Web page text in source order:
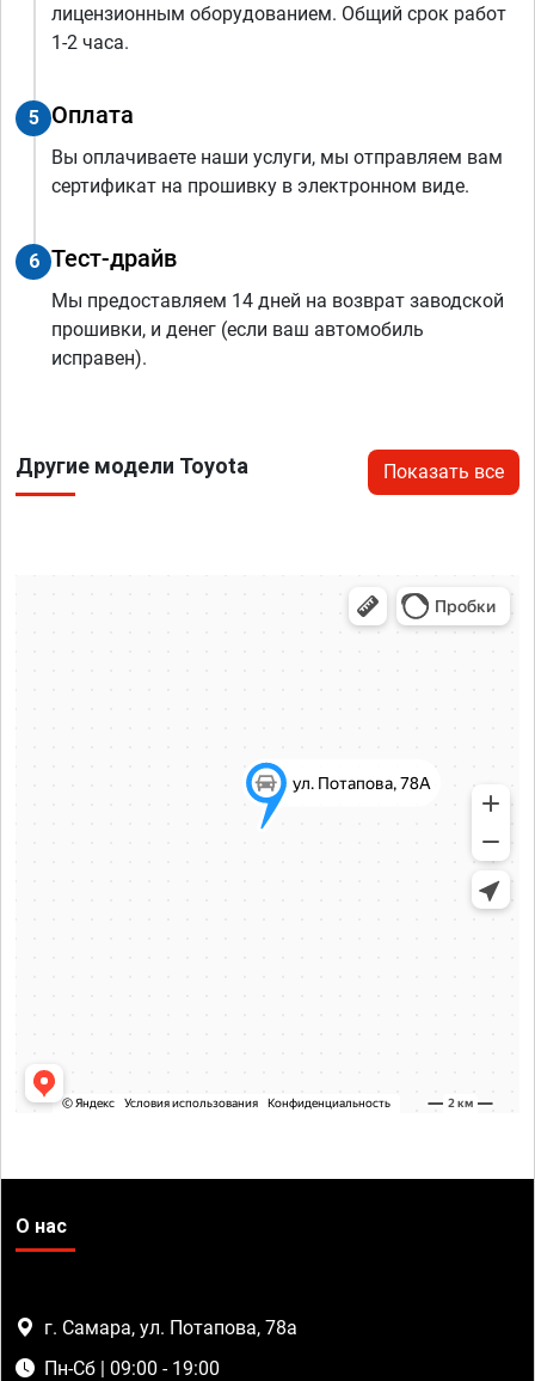
лицензионным оборудованием. Общий срок работ
1-2 часа.
5 Оплата
Вы оплачиваете наши услуги, мы отправляем вам
сертификат на прошивку в электронном виде.
6 Тест-драйв
Мы предоставляем 14 дней на возврат заводской
прошивки, и денег (если ваш автомобиль
исправен).
Другие модели Toyota Показать все
О нас
г. Самара, ул. Потапова, 78а
Пн-Сб | 09:00 - 19:00